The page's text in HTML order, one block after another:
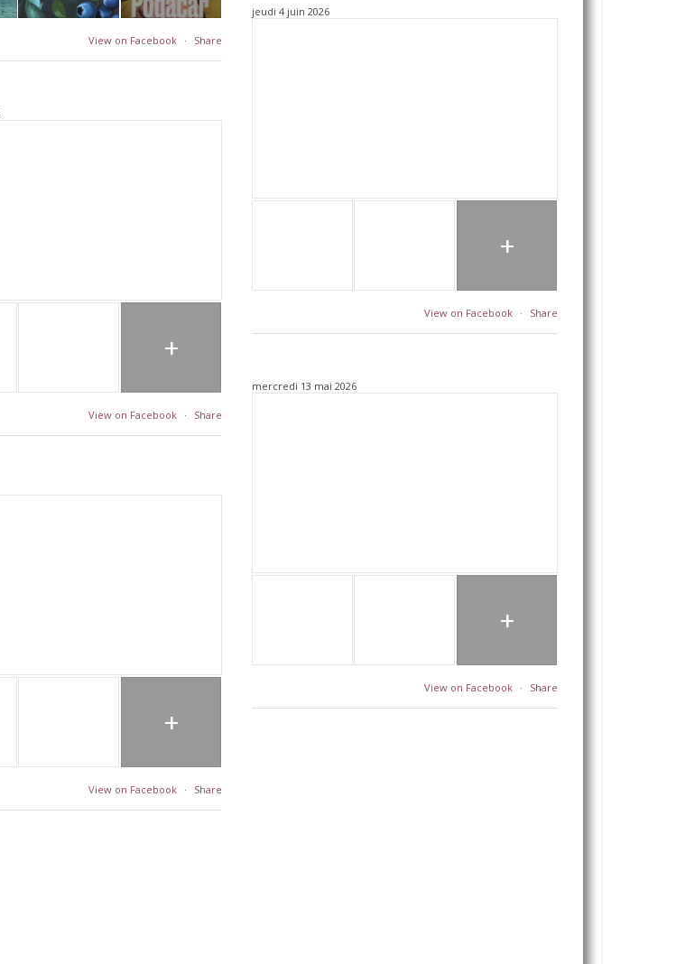
View on Facebook · Share
jeudi 4 juin 2026
+
View on Facebook · Share
+
View on Facebook · Share
mercredi 13 mai 2026
+
View on Facebook · Share
+
View on Facebook · Share